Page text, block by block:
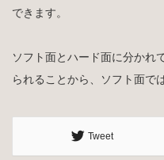
できます。
ソフト面とハード面に分かれ
られることから、ソフト面で
Tweet